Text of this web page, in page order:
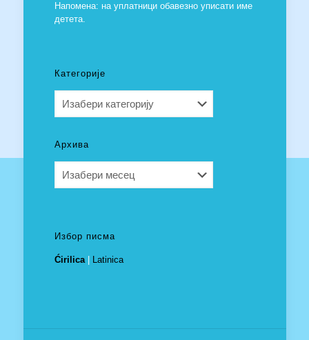
Напомена: на уплатници обавезно уписати име
детета.
Категорије
Архива
Избор писма
Ćirilica| Latinica